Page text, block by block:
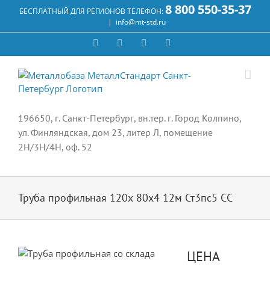
content
БЕСПЛАТНЫЙ ДЛЯ РЕГИОНОВ ТЕЛЕФОН:8 800 550-35-37
| info@mt-std.ru
WhatsApp Email
196650, г. Санкт-Петербург, вн.тер. г. Город Колпино,
ул. Финляндская, дом 23, литер Л, помещение
2Н/3Н/4Н, оф. 52
Труба профильная 120х 80х4 12м Ст3пс5 СС
ЦЕНА